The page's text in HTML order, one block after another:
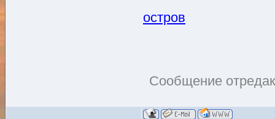
остров
Сообщение